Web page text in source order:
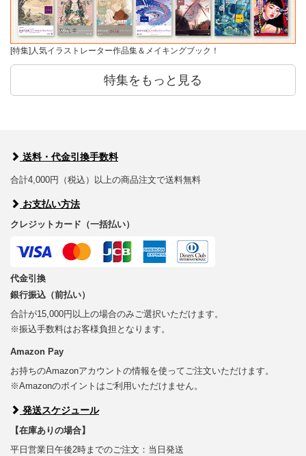
[特集]人気イラストレーター作品集＆メイキングブック！
特集をもっと見る
送料・代金引換手数料
合計4,000円（税込）以上の商品注文で送料無料
お支払い方法
クレジットカード（一括払い）
代金引換
銀行振込（前払い）
合計が15,000円以上の場合のみご選択いただけます。
※振込手数料はお客様負担となります。
Amazon Pay
お持ちのAmazonアカウントの情報を使ってご注文いただけます。
※Amazonのポイントはご利用いただけません。
発送スケジュール
【在庫ありの場合】
平日営業日午後2時までのご注文：当日発送